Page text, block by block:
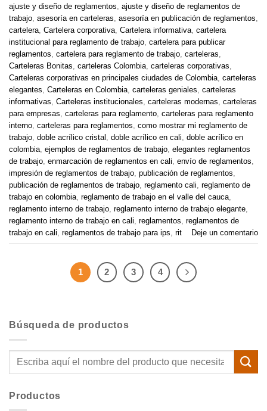
ajuste y diseño de reglamentos ajuste y diseño de reglamentos de
trabajo asesoría en carteleras asesoría en publicación de reglamentos
cartelera Cartelera corporativa Cartelera informativa cartelera
institucional para reglamento de trabajo cartelera para publicar
reglamentos cartelera para reglamento de trabajo carteleras
Carteleras Bonitas carteleras Colombia carteleras corporativas
Carteleras corporativas en principales ciudades de Colombia carteleras
elegantes Carteleras en Colombia carteleras geniales carteleras
informativas Carteleras institucionales carteleras modernas carteleras
para empresas carteleras para reglamento carteleras para reglamento
interno carteleras para reglamentos como mostrar mi reglamento de
trabajo doble acrílico cristal doble acrílico en cali doble acrílico en
colombia ejemplos de reglamentos de trabajo elegantes reglamentos
de trabajo enmarcación de reglamentos en cali envío de reglamentos
impresión de reglamentos de trabajo publicación de reglamentos
publicación de reglamentos de trabajo reglamento cali reglamento de
trabajo en colombia reglamento de trabajo en el valle del cauca
reglamento interno de trabajo reglamento interno de trabajo elegante
reglamento interno de trabajo en cali reglamentos reglamentos de
trabajo en cali reglamentos de trabajo para ips rit Deje un comentario
1 2 3 4
Búsqueda de productos
Buscar
Productos